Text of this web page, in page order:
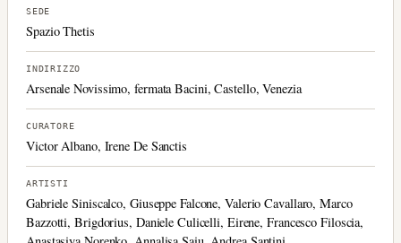
SEDE
Spazio Thetis
INDIRIZZO
Arsenale Novissimo, fermata Bacini, Castello, Venezia
CURATORE
Victor Albano, Irene De Sanctis
ARTISTI
Gabriele Siniscalco, Giuseppe Falcone, Valerio Cavallaro, Marco
Bazzotti, Brigdorius, Daniele Culicelli, Eirene, Francesco Filoscia,